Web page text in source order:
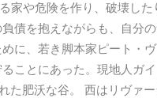
家や危険を作り、破壊し
債を抱えながらも、自分
に、若き脚本家ピート・
ことにあった。現地人ガ
た肥沃な谷。 西はリヴァ